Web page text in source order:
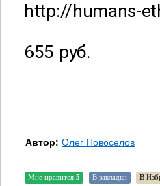
http://humans-
655 руб.
Автор: Олег Новоселов
Мне нравится 5 В закладки В